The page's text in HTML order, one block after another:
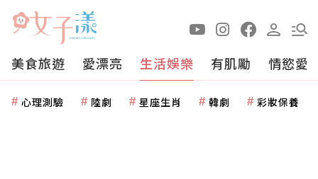
美食旅遊 愛漂亮 生活娛樂 有肌勵 情慾愛
心理測驗 陸劇 星座生肖 韓劇 彩妝保養